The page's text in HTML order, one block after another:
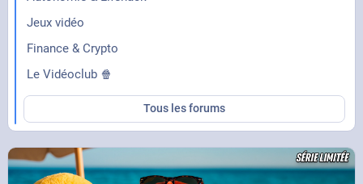
Jeux vidéo
Finance & Crypto
Le Vidéoclub 🍿
Tous les forums